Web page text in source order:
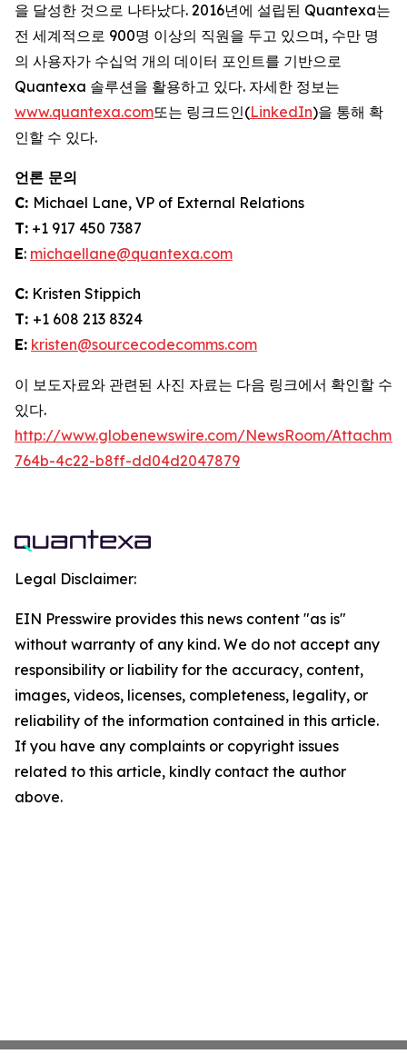
을 달성한 것으로 나타났다. 2016년에 설립된 Quantexa는
전 세계적으로 900명 이상의 직원을 두고 있으며, 수만 명
의 사용자가 수십억 개의 데이터 포인트를 기반으로
Quantexa 솔루션을 활용하고 있다. 자세한 정보는
www.quantexa.com또는 링크드인(LinkedIn)을 통해 확
인할 수 있다.
언론 문의
C: Michael Lane, VP of External Relations
T: +1 917 450 7387
E: michaellane@quantexa.com
C: Kristen Stippich
T: +1 608 213 8324
E: kristen@sourcecodecomms.com
이 보도자료와 관련된 사진 자료는 다음 링크에서 확인할 수
있다.
http://www.globenewswire.com/NewsRoom/
764b-4c22-b8ff-dd04d2047879
Legal Disclaimer:
EIN Presswire provides this news content "as is"
without warranty of any kind. We do not accept any
responsibility or liability for the accuracy, content,
images, videos, licenses, completeness, legality, or
reliability of the information contained in this article.
If you have any complaints or copyright issues
related to this article, kindly contact the author
above.